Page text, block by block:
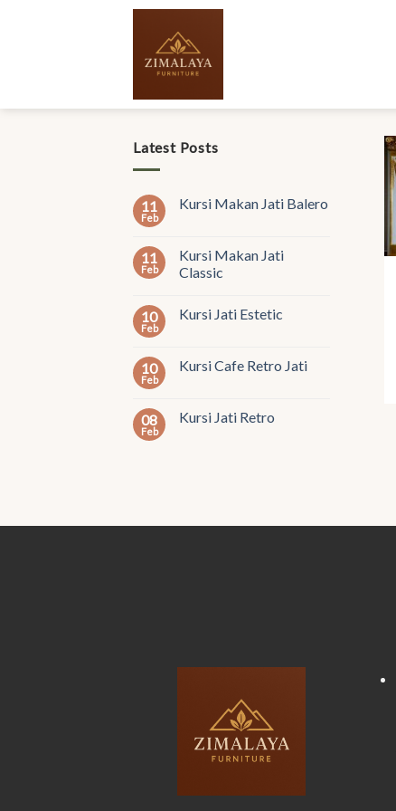
Latest Posts
11
Feb
Kursi Makan Jati Balero
11
Feb
Kursi Makan Jati
Classic
10
Feb
Kursi Jati Estetic
10
Feb
Kursi Cafe Retro Jati
08
Feb
Kursi Jati Retro